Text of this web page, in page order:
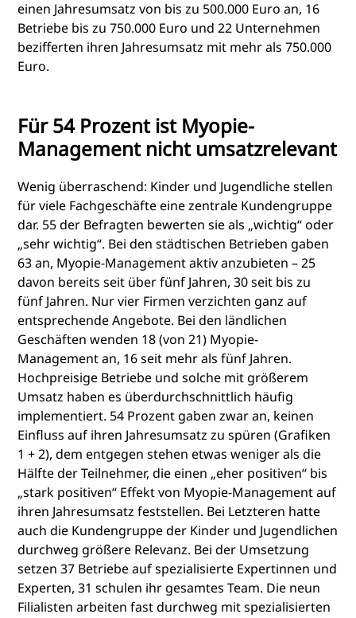
einen Jahresumsatz von bis zu 500.000 Euro an, 16
Betriebe bis zu 750.000 Euro und 22 Unternehmen
bezifferten ihren Jahresumsatz mit mehr als 750.000
Euro.
Für 54 Prozent ist Myopie-
Management nicht umsatzrelevant
Wenig überraschend: Kinder und Jugendliche stellen
für viele Fachgeschäfte eine zentrale Kundengruppe
dar. 55 der Befragten bewerten sie als „wichtig“ oder
„sehr wichtig“. Bei den städtischen Betrieben gaben
63 an, Myopie-Management aktiv anzubieten – 25
davon bereits seit über fünf Jahren, 30 seit bis zu
fünf Jahren. Nur vier Firmen verzichten ganz auf
entsprechende Angebote. Bei den ländlichen
Geschäften wenden 18 (von 21) Myopie-
Management an, 16 seit mehr als fünf Jahren.
Hochpreisige Betriebe und solche mit größerem
Umsatz haben es überdurchschnittlich häufig
implementiert. 54 Prozent gaben zwar an, keinen
Einfluss auf ihren Jahresumsatz zu spüren (Grafiken
1 + 2), dem entgegen stehen etwas weniger als die
Hälfte der Teilnehmer, die einen „eher positiven“ bis
„stark positiven“ Effekt von Myopie-Management auf
ihren Jahresumsatz feststellen. Bei Letzteren hatte
auch die Kundengruppe der Kinder und Jugendlichen
durchweg größere Relevanz. Bei der Umsetzung
setzen 37 Betriebe auf spezialisierte Expertinnen und
Experten, 31 schulen ihr gesamtes Team. Die neun
Filialisten arbeiten fast durchweg mit spezialisierten